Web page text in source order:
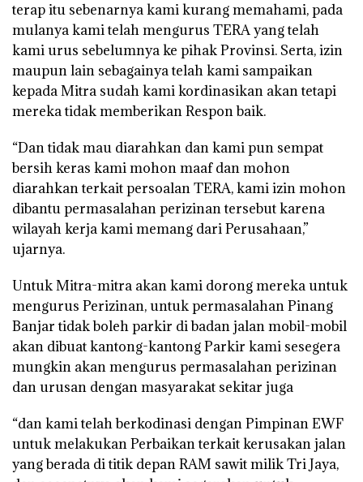
terap itu sebenarnya kami kurang memahami, pada
mulanya kami telah mengurus TERA yang telah
kami urus sebelumnya ke pihak Provinsi. Serta, izin
maupun lain sebagainya telah kami sampaikan
kepada Mitra sudah kami kordinasikan akan tetapi
mereka tidak memberikan Respon baik.
“Dan tidak mau diarahkan dan kami pun sempat
bersih keras kami mohon maaf dan mohon
diarahkan terkait persoalan TERA, kami izin mohon
dibantu permasalahan perizinan tersebut karena
wilayah kerja kami memang dari Perusahaan,”
ujarnya.
Untuk Mitra-mitra akan kami dorong mereka untuk
mengurus Perizinan, untuk permasalahan Pinang
Banjar tidak boleh parkir di badan jalan mobil-mobil
akan dibuat kantong-kantong Parkir kami sesegera
mungkin akan mengurus permasalahan perizinan
dan urusan dengan masyarakat sekitar juga
“dan kami telah berkodinasi dengan Pimpinan EWF
untuk melakukan Perbaikan terkait kerusakan jalan
yang berada di titik depan RAM sawit milik Tri Jaya,